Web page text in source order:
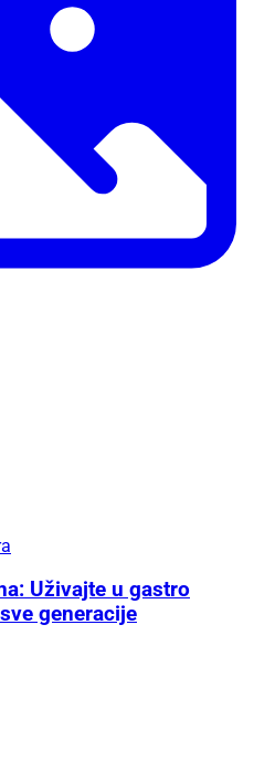
Uživajte u gastro
generacije